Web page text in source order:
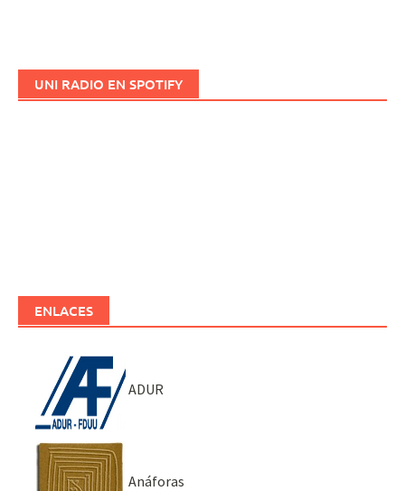
UNI RADIO EN SPOTIFY
ENLACES
ADUR
Anáforas